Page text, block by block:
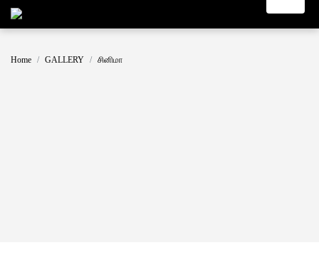
Home GALLERY சினிமா